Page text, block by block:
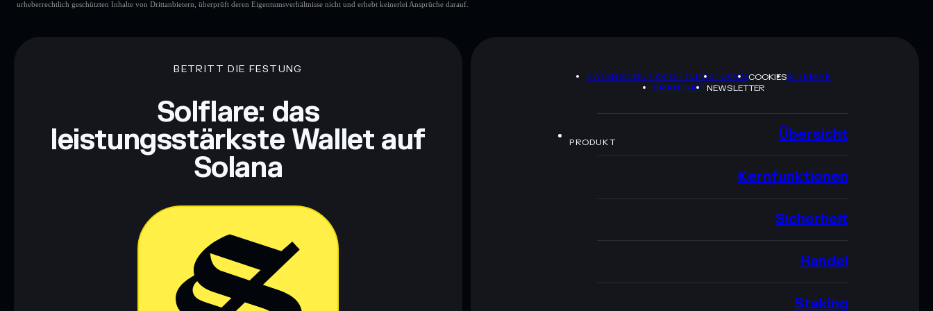
veränderbar
Haftungsausschluss: Diese Informationen dienen ausschließlich Bildungszwecken und stellen keine Finanzberatung
dar. Recherchiere stets eigenständig. Daten bereitgestellt von rugcheck.xyz.
urheberrechtlich geschützten Inhalte von Drittanbietern, überprüft deren Eigentumsverhältnisse nicht und erhebt keinerlei Ansprüche darauf.
BETRITT DIE FESTUNG
Solflare: das
leistungsstärkste Wallet auf
Solana
DATENSCHUTZRICHTLINIETERMSCOOKIESSITEMAP
BRAND-KITNEWSLETTER
PRODUKT Übersicht
Kernfunktionen
Sicherheit
Handel
Staking